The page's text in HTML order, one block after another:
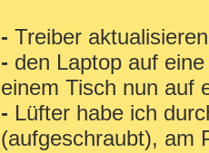
- Treiber aktualisieren
- den Laptop auf
einem Tisch nun auf
- Lüfter habe ich
(aufgeschraubt), am